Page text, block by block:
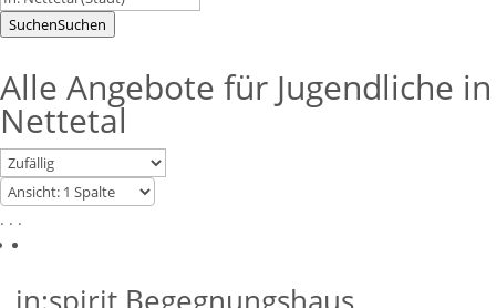
SuchenSuchen
Alle Angebote für Jugendliche in
Nettetal
. . .